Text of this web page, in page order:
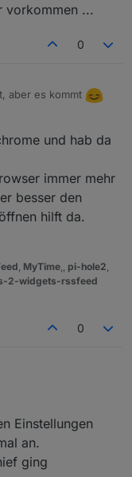
vorkommen ...
0
aber es kommt
des Browsers.
die "Besiedelung"
an. Lediglich
von Unruhe.
) nicht mehr
und hab da
immer mehr
besser den
hilft da.
, MyTime,, pi-hole2,
2-widgets-rssfeed
0
Einstellungen
an.
ging